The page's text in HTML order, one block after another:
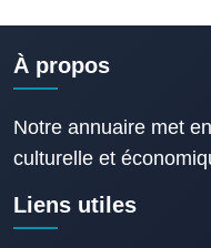
À propos
Notre annuaire met
culturelle et
Liens utiles